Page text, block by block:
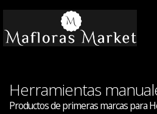
Herramientas
Productos de primeras marcas para